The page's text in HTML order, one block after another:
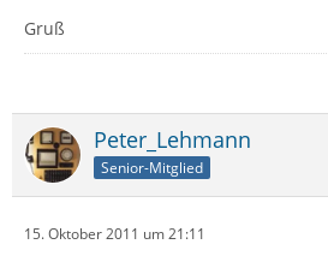
Gruß
Peter_Lehmann
Senior-Mitglied
15. Oktober 2011 um 21:11